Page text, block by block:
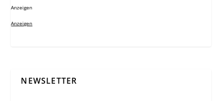
Anzeigen
Anzeigen
NEWSLETTER